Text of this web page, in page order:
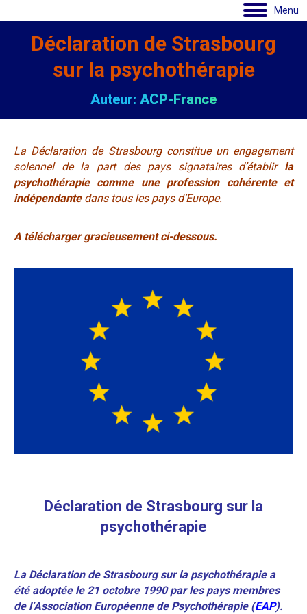
Menu
Déclaration de Strasbourg
sur la psychothérapie
Auteur: ACP-France
La Déclaration de Strasbourg constitue un engagement
solennel de la part des pays signataires d’établir la
psychothérapie comme une profession cohérente et
indépendantedans tous les pays d’Europe.
A télécharger gracieusement ci-dessous.
Déclaration de Strasbourg sur la
psychothérapie
La Déclaration de Strasbourg sur la psychothérapie a
été adoptée le 21 octobre 1990 par les pays membres
de l’Association Européenne de Psychothérapie (EAP).